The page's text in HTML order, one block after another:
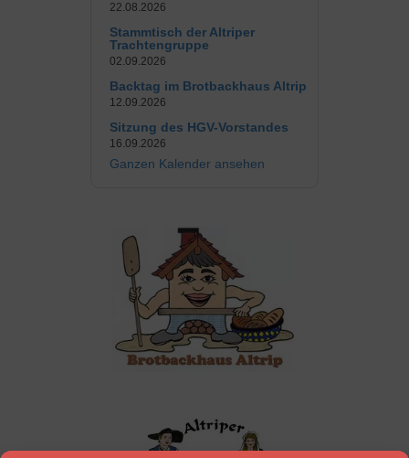
22.08.2026
Stammtisch der Altriper
Trachtengruppe
02.09.2026
Backtag im Brotbackhaus Altrip
12.09.2026
Sitzung des HGV-Vorstandes
16.09.2026
Ganzen Kalender ansehen